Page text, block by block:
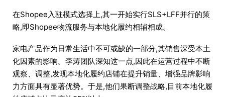
在Shopee入驻模式选择上,其一开始实行SLS+LFF并行的策
略,即Shopee物流服务与本地化履约相辅相成。
家电产品作为日常生活中不可或缺的一部分,其销售深受本土
化因素的影响。李涛团队深知这一点,因此在运营过程中不断
观察、调整,发现本地化履约店铺在提升销量、增强品牌影响
力方面具有显著优势。于是,他们果断调整战略,目前本地化履